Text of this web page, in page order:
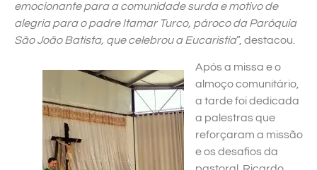
emocionante para a comunidade surda e motivo de
alegria para o padre Itamar Turco, pároco da Paróquia
São João Batista, que celebrou a Eucaristia”, destacou.
Após a missa e o
almoço comunitário,
a tarde foi dedicada
a palestras que
reforçaram a missão
e os desafios da